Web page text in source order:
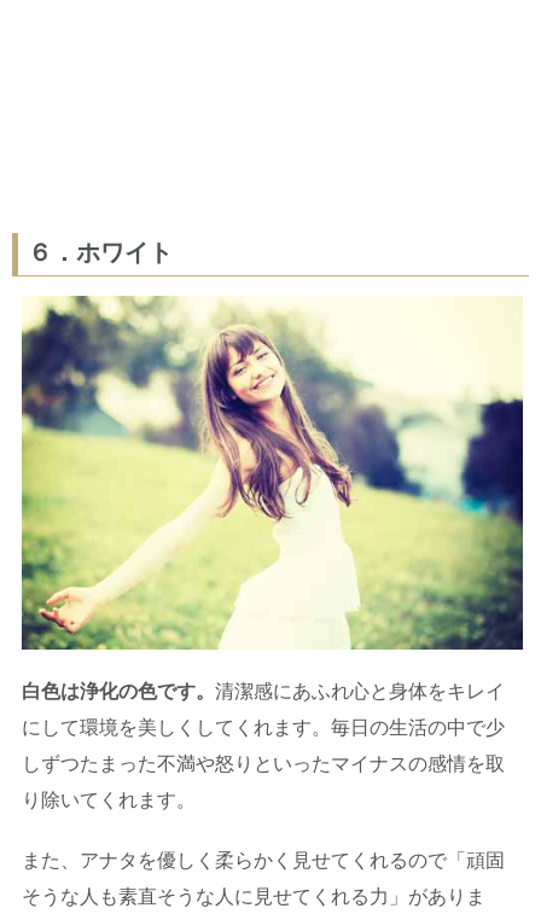
６．ホワイト
白色は浄化の色です。 清潔感にあふれ心と身体をキレイ
にして環境を美しくしてくれます。毎日の生活の中で少
しずつたまった不満や怒りといったマイナスの感情を取
り除いてくれます。
また、アナタを優しく柔らかく見せてくれるので「頑固
そうな人も素直そうな人に見せてくれる力」がありま